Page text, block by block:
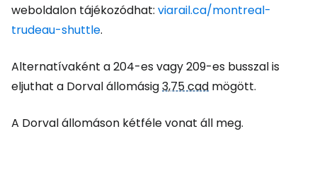
weboldalon tájékozódhat: viarail.ca/montreal-
trudeau-shuttle.
Alternatívaként a 204-es vagy 209-es busszal is
eljuthat a Dorval állomásig3,75 cad mögött.
A Dorval állomáson kétféle vonat áll meg.